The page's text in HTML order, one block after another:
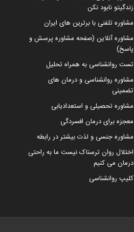
زندگیتو نابود نکن
مشاوره تلفنی با برترین های ایران
مشاوره آنلاین (صفحه مشاوره پرسش و
پاسخ)
تست روانشناسی به همراه تحلیل
مشاوره روانشناسی و درمان های
تضمینی
مشاوره تحصیلی و استعدادیابی
معجزه برای درمان افسردگی
مشاوره جنسی و لذت بیشتر در رابطه
اختلال روان ترسناک نیست ما به راحتی
درمان می کنیم
کلیپ روانشناسی